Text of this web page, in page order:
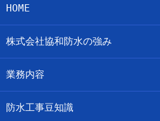
HOME
株式会社協和防水の強み
業務内容
防水工事豆知識